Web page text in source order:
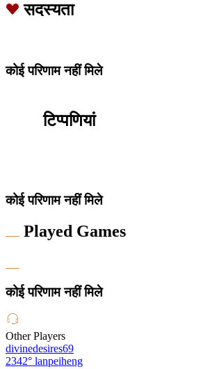
सदस्यता
कोई परिणाम नहीं मिले
टिप्पणियां
कोई परिणाम नहीं मिले
Played Games
कोई परिणाम नहीं मिले
Other Players
divinedesires69
2342° lanpeiheng